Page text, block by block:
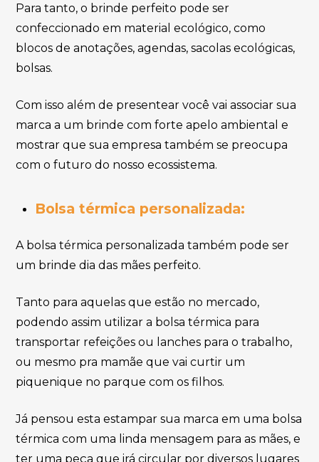
Para tanto, o brinde perfeito pode ser
confeccionado em material ecológico, como
blocos de anotações, agendas, sacolas ecológicas,
bolsas.
Com isso além de presentear você vai associar sua
marca a um brinde com forte apelo ambiental e
mostrar que sua empresa também se preocupa
com o futuro do nosso ecossistema.
Bolsa térmica personalizada:
A bolsa térmica personalizada também pode ser
um brinde dia das mães perfeito.
Tanto para aquelas que estão no mercado,
podendo assim utilizar a bolsa térmica para
transportar refeições ou lanches para o trabalho,
ou mesmo pra mamãe que vai curtir um
piquenique no parque com os filhos.
Já pensou esta estampar sua marca em uma bolsa
térmica com uma linda mensagem para as mães, e
ter uma peça que irá circular por diversos lugares